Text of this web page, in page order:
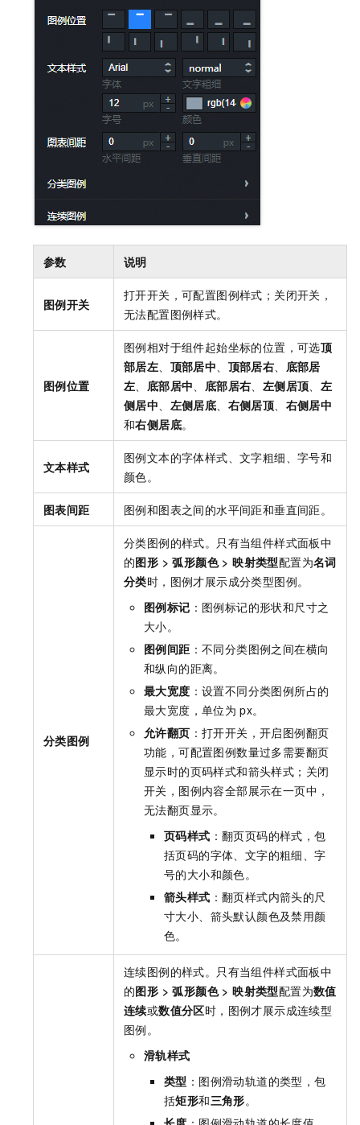
参数 说明
图例开关
打开开关，可配置图例样式；关闭开关，
无法配置图例样式。
图例位置
图例相对于组件起始坐标的位置，可选顶
部居左、 顶部居中、 顶部居右、 底部居
左、 底部居中、 底部居右、 左侧居顶、 左
侧居中、 左侧居底、 右侧居顶、 右侧居中
和右侧居底。
文本样式
图例文本的字体样式、文字粗细、字号和
颜色。
图表间距 图例和图表之间的水平间距和垂直间距。
分类图例
分类图例的样式。只有当组件样式面板中
的图形 > 弧形颜色 > 映射类型配置为名词
分类时，图例才展示成分类型图例。
图例标记 ：图例标记的形状和尺寸之
大小。
图例间距 ：不同分类图例之间在横向
和纵向的距离。
最大宽度 ：设置不同分类图例所占的
最大宽度，单位为 px。
允许翻页 ：打开开关，开启图例翻页
功能，可配置图例数量过多需要翻页
显示时的页码样式和箭头样式；关闭
开关，图例内容全部展示在一页中，
无法翻页显示。
页码样式 ：翻页页码的样式，包
括页码的字体、文字的粗细、字
号的大小和颜色。
箭头样式 ：翻页样式内箭头的尺
寸大小、箭头默认颜色及禁用颜
色。
连续图例的样式。只有当组件样式面板中
的图形 > 弧形颜色 > 映射类型配置为数值
连续或数值分区时，图例才展示成连续型
图例。
滑轨样式
类型 ：图例滑动轨道的类型，包
括矩形和三角形。